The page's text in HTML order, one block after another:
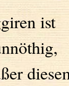
ist